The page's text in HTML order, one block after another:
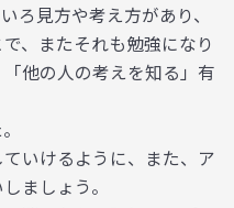
ろ見方や考え方があり、
、またそれも勉強になり
他の人の考えを知る」有
いけるように、また、ア
ましょう。